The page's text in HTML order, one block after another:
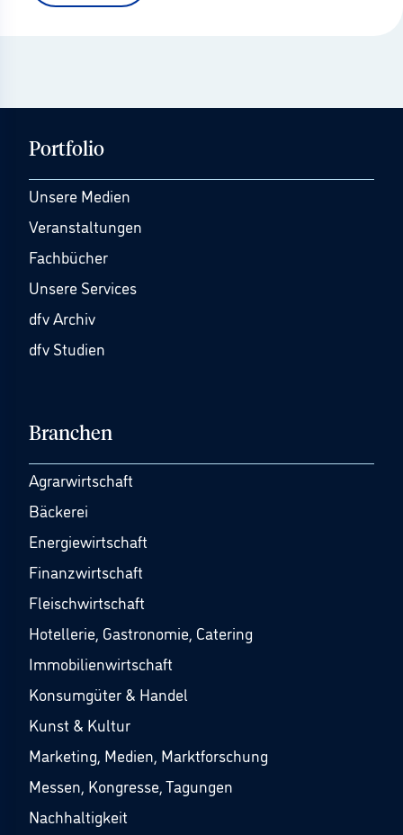
Portfolio
Unsere Medien
Veranstaltungen
Fachbücher
Unsere Services
dfv Archiv
dfv Studien
Branchen
Agrarwirtschaft
Bäckerei
Energiewirtschaft
Finanzwirtschaft
Fleischwirtschaft
Hotellerie, Gastronomie, Catering
Immobilienwirtschaft
Konsumgüter & Handel
Kunst & Kultur
Marketing, Medien, Marktforschung
Messen, Kongresse, Tagungen
Nachhaltigkeit